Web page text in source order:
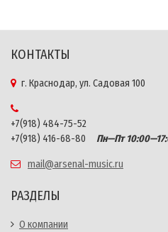
КОНТАКТЫ
г. Краснодар, ул. Садовая 100
+7(918) 484-75-52
+7(918) 416-68-80
Пн—Пт
mail@arsenal-music.ru
РАЗДЕЛЫ
О компании